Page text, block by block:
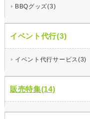
BBQグッズ(3)
イベント代行(3)
イベント代行サービス(3)
販売特集(14)